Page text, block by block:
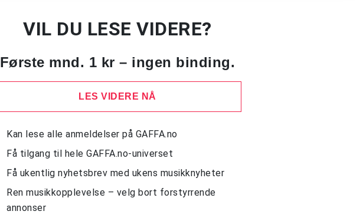
VIL DU LESE VIDERE?
Første mnd. 1 kr – ingen binding.
LES VIDERE NÅ
Kan lese alle anmeldelser på GAFFA.no
Få tilgang til hele GAFFA.no-universet
Få ukentlig nyhetsbrev med ukens musikknyheter
Ren musikkopplevelse – velg bort forstyrrende
annonser